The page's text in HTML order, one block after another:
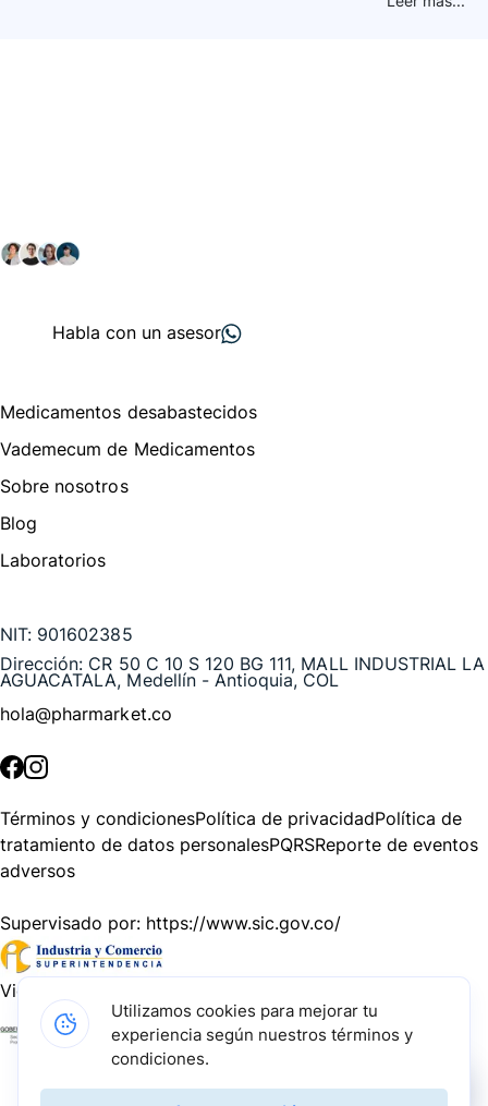
Habla con un asesor
Medicamentos desabastecidos
Vademecum de Medicamentos
Sobre nosotros
Blog
Laboratorios
NIT: 901602385
Dirección: CR 50 C 10 S 120 BG 111, MALL INDUSTRIAL LA
AGUACATALA, Medellín - Antioquia, COL
hola@pharmarket.co
Términos y condicionesPolítica de privacidadPolítica de
tratamiento de datos personalesPQRSReporte de eventos
adversos
Supervisado por: https://www.sic.gov.co/
Vigilado por:
Gracias a nuestros impulsadores, podemos presentarte la
solución tecnológica más avanzada para resolver los
Utilizamos cookies para mejorar tu
experiencia según nuestros términos y
condiciones.